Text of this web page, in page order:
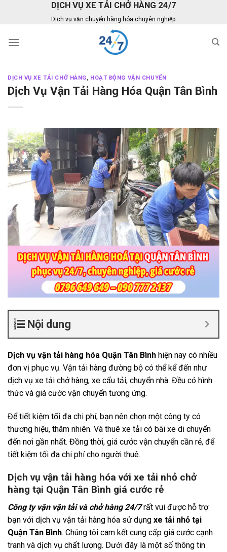
DỊCH VỤ XE TẢI CHỞ HÀNG 24/7
Dịch vụ vận chuyển hàng hóa chuyên nghiệp
DỊCH VỤ XE TẢI CHỞ HÀNG, HOẠT ĐỘNG VẬN CHUYỂN
Dịch Vụ Vận Tải Hàng Hóa Quận Tân Bình
Nội dung
Dịch vụ vận tải hàng hóa Quận Tân Bình hiện nay có nhiều
đơn vị phục vụ. Vận tải hàng đường bộ có thể kể đến như
dịch vụ xe tải chở hàng, xe cẩu tải, chuyển nhà. Đều có hình
thức và giá cước vận chuyển tương ứng.
Để tiết kiệm tối đa chi phí, bạn nên chọn một công ty có
thương hiệu, thâm nhiên. Và thuê xe tải có bãi xe di chuyển
đến nơi gần nhất. Đồng thời, giá cước vận chuyển cần rẻ, để
tiết kiệm tối đa chi phí cho người thuê.
Dịch vụ vận tải hàng hóa với xe tải nhỏ chở
hàng tại Quận Tân Bình giá cước rẻ
Công ty vận vận tải và chở hàng 24/7rất vui được hỗ trợ
bạn với dịch vụ vận tải hàng hóa sử dụng xe tải nhỏ tại
Quận Tân Bình. Chúng tôi cam kết cung cấp giá cước cạnh
tranh và dịch vụ chất lượng. Dưới đây là một số thông tin